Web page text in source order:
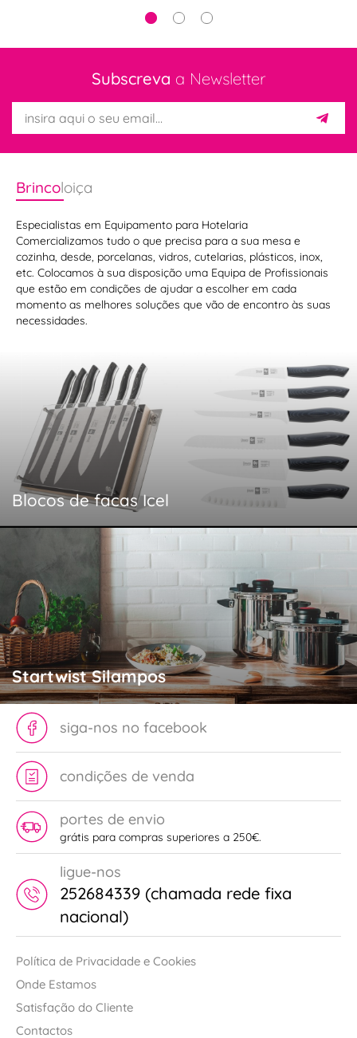
Subscreva a Newsletter
Brincoloiça
Especialistas em Equipamento para Hotelaria
Comercializamos tudo o que precisa para a sua mesa e
cozinha, desde, porcelanas, vidros, cutelarias, plásticos, inox,
etc. Colocamos à sua disposição uma Equipa de Profissionais
que estão em condições de ajudar a escolher em cada
momento as melhores soluções que vão de encontro às suas
necessidades.
Blocos de facas Icel
Startwist Silampos
siga-nos no facebook
condições de venda
portes de envio
grátis para compras superiores a 250€.
ligue-nos
252684339 (chamada rede fixa
nacional)
Política de Privacidade e Cookies
Onde Estamos
Satisfação do Cliente
Contactos